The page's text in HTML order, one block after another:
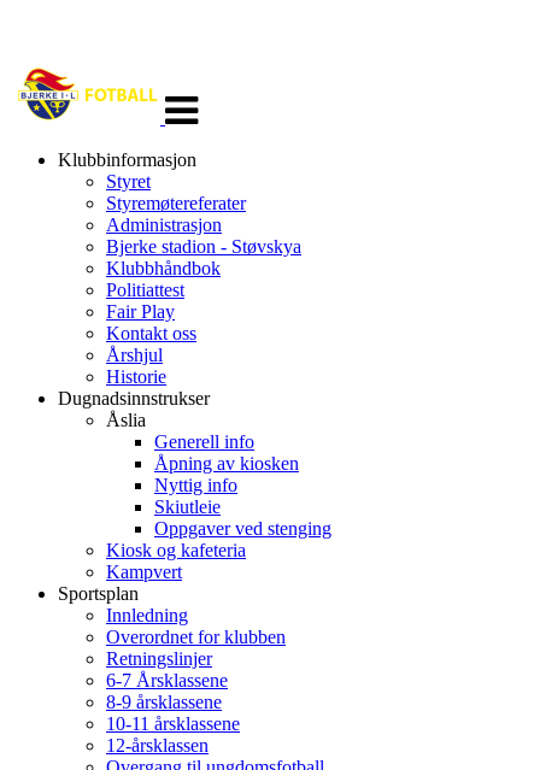
navigasjon
Klubbinformasjon
Styret
Styremøtereferater
Administrasjon
Bjerke stadion - Støvskya
Klubbhåndbok
Politiattest
Fair Play
Kontakt oss
Årshjul
Historie
Dugnadsinnstrukser
Åslia
Generell info
Åpning av kiosken
Nyttig info
Skiutleie
Oppgaver ved stenging
Kiosk og kafeteria
Kampvert
Sportsplan
Innledning
Overordnet for klubben
Retningslinjer
6-7 Årsklassene
8-9 årsklassene
10-11 årsklassene
12-årsklassen